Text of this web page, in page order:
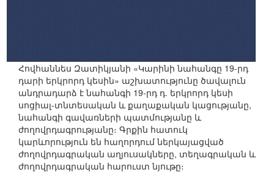
Հովհաննես Զատիկյանի «Կարինի նահանգը 19-րդ
դարի երկրորդ կեսին» աշխատությունը ծավալուն
անդրադարձ է նահանգի 19-րդ դ. երկրորդ կեսի
սոցիալ-տնտեսական և քաղաքական կացությանը,
նահանգի գավառների պատմությանը և
ժողովրդագրությանը։ Գրքին հատուկ
կարևորություն են հաղորդում ներկայացված
ժողովրդագրական աղյուսակները, տեղագրական և
ժողովրդագրական հարուստ նյութը։